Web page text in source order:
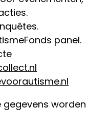
panel.
worden